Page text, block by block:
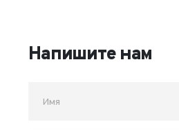
Напишите нам